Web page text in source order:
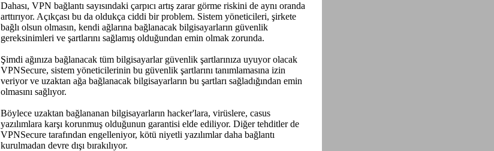
Dahası, VPN bağlantı sayısındaki çarpıcı artış zarar görme riskini de aynı oranda
arttırıyor. Açıkçası bu da oldukça ciddi bir problem. Sistem yöneticileri, şirkete
bağlı olsun olmasın, kendi ağlarına bağlanacak bilgisayarların güvenlik
gereksinimleri ve şartlarını sağlamış olduğundan emin olmak zorunda.
Şimdi ağınıza bağlanacak tüm bilgisayarlar güvenlik şartlarınıza uyuyor olacak
VPNSecure, sistem yöneticilerinin bu güvenlik şartlarını tanımlamasına izin
veriyor ve uzaktan ağa bağlanacak bilgisayarların bu şartları sağladığından emin
olmasını sağlıyor.
Böylece uzaktan bağlananan bilgisayarların hacker'lara, virüslere, casus
yazılımlara karşı korunmuş olduğunun garantisi elde ediliyor. Diğer tehditler de
VPNSecure tarafından engelleniyor, kötü niyetli yazılımlar daha bağlantı
kurulmadan devre dışı bırakılıyor.